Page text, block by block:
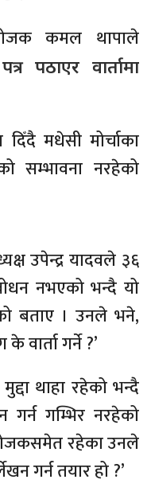
कमल थापाले
पठाएर वार्तामा
दिँदै मधेसी मोर्चाका
सम्भावना नरहेको
उपेन्द्र यादवले ३६
नभएको भन्दै यो
बताए । उनले भने,
वार्ता गर्ने ?’
थाहा रहेको भन्दै
गम्भिर नरहेको
रहेका उनले
गर्न तयार हो ?’